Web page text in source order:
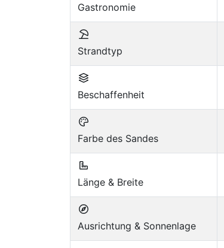
Gastronomie
Strandtyp
Beschaffenheit
Farbe des Sandes
Länge & Breite
Ausrichtung & Sonnenlage